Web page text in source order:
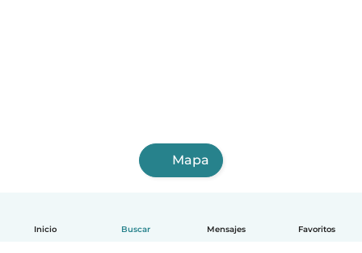
Inicio Buscar Mensajes Favoritos
Mapa